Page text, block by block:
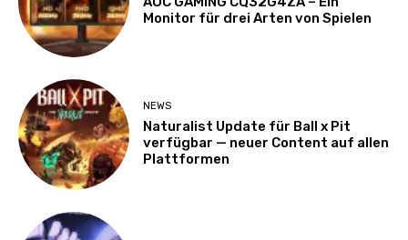
Monitor für drei Arten von Spielen
NEWS
Naturalist Update für Ball x Pit
verfügbar — neuer Content auf allen
Plattformen